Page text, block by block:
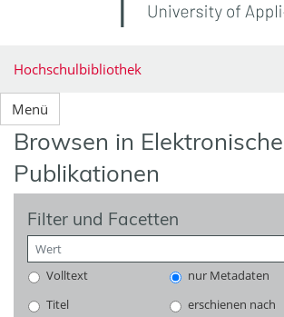
Hochschulbibliothek
Menü
Browsen in
Publikationen
Filter und Facetten
Volltext
nur Metadaten
Titel
erschienen nach